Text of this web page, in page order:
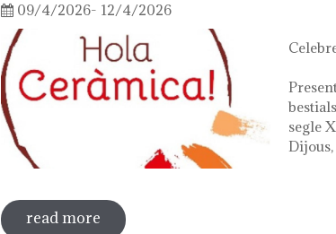
09/4/2026- 12/4/2026
segle
read more sobre hola ceràmica! 2026